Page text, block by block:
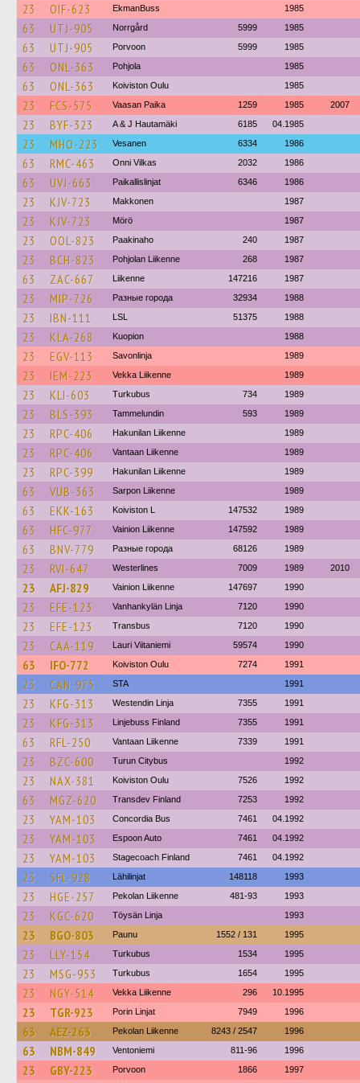
23 OIF-623 EkmanBuss 1985
63 UTJ-905 Norrgård 5999 1985
63 UTJ-905 Porvoon 5999 1985
63 ONL-363 Pohjola 1985
63 ONL-363 Koiviston Oulu 1985
23 FCS-575 Vaasan Paika 1259 1985 2007
23 BYF-323 A & J Hautamäki 6185 04.1985
23 MHO-223 Vesanen 6334 1986
63 RMC-463 Onni Vilkas 2032 1986
63 UVJ-663 Paikallislinjat 6346 1986
23 KJV-723 Makkonen 1987
23 KJV-723 Mörö 1987
23 OOL-823 Paakinaho 240 1987
23 BCH-823 Pohjolan Liikenne 268 1987
63 ZAC-667 Liikenne 147216 1987
23 MIP-726 Разные города 32934 1988
23 IBN-111 LSL 51375 1988
23 KLA-268 Kuopion 1988
23 EGV-113 Savonlinja 1989
23 IEM-223 Vekka Liikenne 1989
23 KLI-603 Turkubus 734 1989
23 BLS-393 Tammelundin 593 1989
23 RPC-406 Hakunilan Liikenne 1989
23 RPC-406 Vantaan Liikenne 1989
23 RPC-399 Hakunilan Liikenne 1989
63 VUB-363 Sarpon Liikenne 1989
63 EKK-163 Koiviston L 147532 1989
63 HFC-977 Vainion Liikenne 147592 1989
63 BNV-779 Разные города 68126 1989
23 RVI-647 Westerlines 7009 1989 2010
23 AFJ-829 Vainion Liikenne 147697 1990
23 EFE-123 Vanhankylän Linja 7120 1990
23 EFE-123 Transbus 7120 1990
23 CAA-119 Lauri Viitaniemi 59574 1990
63 IFO-772 Koiviston Oulu 7274 1991
23 CAN-975 STA 1991
23 KFG-313 Westendin Linja 7355 1991
23 KFG-313 Linjebuss Finland 7355 1991
63 RFL-250 Vantaan Liikenne 7339 1991
23 BZC-600 Turun Citybus 1992
23 NAX-381 Koiviston Oulu 7526 1992
63 MGZ-620 Transdev Finland 7253 1992
23 YAM-103 Concordia Bus 7461 04.1992
23 YAM-103 Espoon Auto 7461 04.1992
23 YAM-103 Stagecoach Finland 7461 04.1992
23 SFL-928 Lähilinjat 148118 1993
23 HGE-257 Pekolan Liikenne 481-93 1993
23 KGC-620 Töysän Linja 1993
23 BGO-803 Paunu 1552 / 131 1995
23 LLY-154 Turkubus 1534 1995
23 MSG-953 Turkubus 1654 1995
23 NGY-514 Vekka Liikenne 296 10.1995
23 TGR-923 Porin Linjat 7949 1996
63 AEZ-263 Pekolan Liikenne 8243 / 2547 1996
63 NBM-849 Ventoniemi 811-96 1996
23 GBY-223 Porvoon 1866 1997